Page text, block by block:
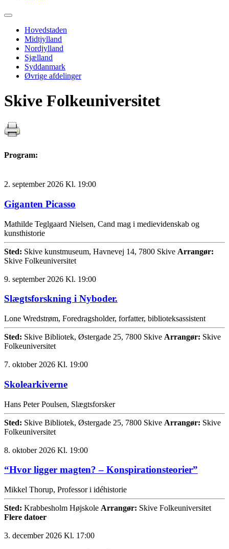
Primary
Hovedstaden
Midtjylland
Nordjylland
Sjælland
Syddanmark
Øvrige afdelinger
Skive Folkeuniversitet
Program:
2. september 2026 Kl. 19:00
Giganten Picasso
Mathilde Teglgaard Nielsen, Cand mag i medievidenskab og
kunsthistorie
Sted: Skive kunstmuseum, Havnevej 14, 7800 Skive Arrangør:
Skive Folkeuniversitet
9. september 2026 Kl. 19:00
Slægtsforskning i Nyboder.
Lone Wredstrøm, Foredragsholder, forfatter, biblioteksassistent
Sted: Skive Bibliotek, Østergade 25, 7800 Skive Arrangør: Skive
Folkeuniversitet
7. oktober 2026 Kl. 19:00
Skolearkiverne
Hans Peter Poulsen, Slægtsforsker
Sted: Skive Bibliotek, Østergade 25, 7800 Skive Arrangør: Skive
Folkeuniversitet
8. oktober 2026 Kl. 19:00
“Hvor ligger magten? – Konspirationsteorier”
Mikkel Thorup, Professor i idéhistorie
Sted: Krabbesholm Højskole Arrangør: Skive Folkeuniversitet
Flere datoer
3. december 2026 Kl. 17:00